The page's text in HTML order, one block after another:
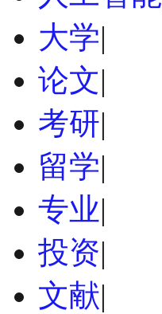
大学|
论文|
考研|
留学|
专业|
投资|
文献|